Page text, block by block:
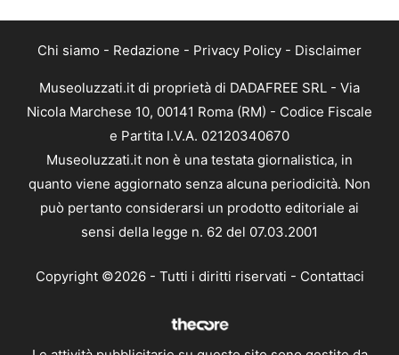
Chi siamo - Redazione - Privacy Policy - Disclaimer
Museoluzzati.it di proprietà di DADAFREE SRL - Via
Nicola Marchese 10, 00141 Roma (RM) - Codice Fiscale
e Partita I.V.A. 02120340670
Museoluzzati.it non è una testata giornalistica, in
quanto viene aggiornato senza alcuna periodicità. Non
può pertanto considerarsi un prodotto editoriale ai
sensi della legge n. 62 del 07.03.2001
Copyright ©2026 - Tutti i diritti riservati - Contattaci